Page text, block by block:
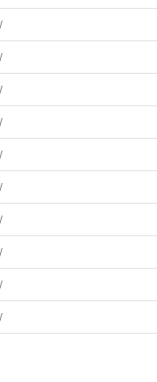
/
/
/
/
/
/
/
/
/
/